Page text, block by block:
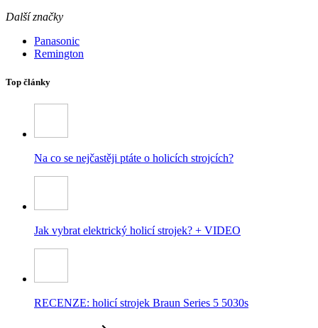
Další značky
Panasonic
Remington
Top články
Na co se nejčastěji ptáte o holicích strojcích?
Jak vybrat elektrický holicí strojek? + VIDEO
RECENZE: holicí strojek Braun Series 5 5030s